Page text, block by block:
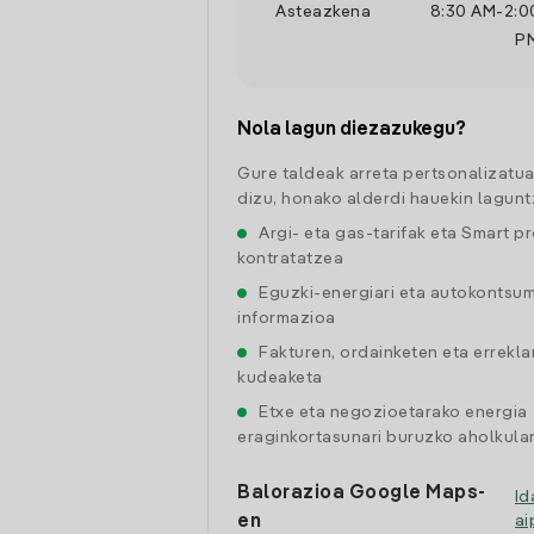
Asteazkena 8:30 AM -
Nola lagun diezazukegu?
Gure taldeak arreta
dizu, honako alderdi hauekin
Argi- eta gas-tarifak eta Smart
kontratatzea
Eguzki-energiari eta
informazioa
Fakturen, ordainketen eta
kudeaketa
Etxe eta negozioetarako energia
eraginkortasunari buruzko
Balorazioa Google Maps-
en